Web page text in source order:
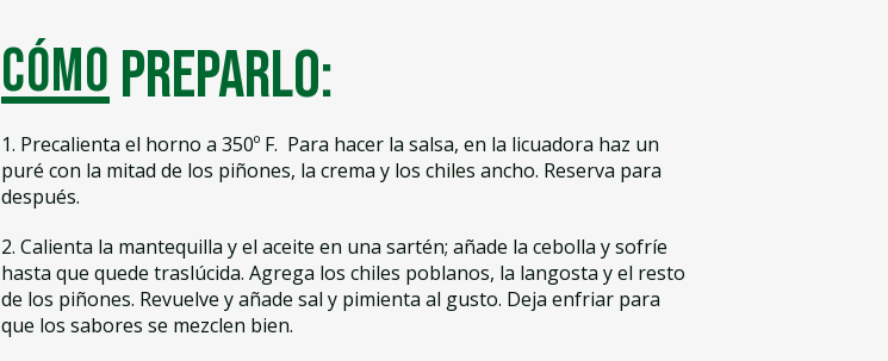
Cómopreparlo:
1. Precalienta el horno a 350º F. Para hacer la salsa, en la licuadora haz un
puré con la mitad de los piñones, la crema y los chiles ancho. Reserva para
después.
2. Calienta la mantequilla y el aceite en una sartén; añade la cebolla y sofríe
hasta que quede traslúcida. Agrega los chiles poblanos, la langosta y el resto
de los piñones. Revuelve y añade sal y pimienta al gusto. Deja enfriar para
que los sabores se mezclen bien.